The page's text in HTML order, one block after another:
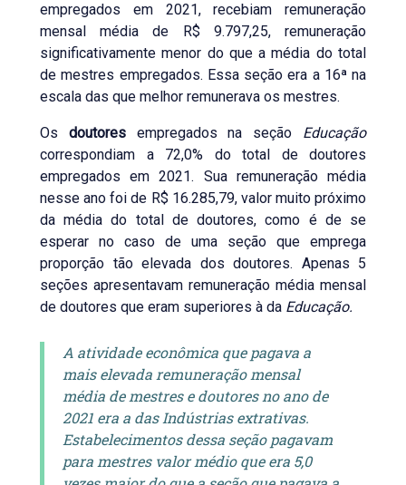
empregados em 2021, recebiam remuneração
mensal média de R$ 9.797,25, remuneração
significativamente menor do que a média do total
de mestres empregados. Essa seção era a 16ª na
escala das que melhor remunerava os mestres.
Os doutores empregados na seção Educação
correspondiam a 72,0% do total de doutores
empregados em 2021. Sua remuneração média
nesse ano foi de R$ 16.285,79, valor muito próximo
da média do total de doutores, como é de se
esperar no caso de uma seção que emprega
proporção tão elevada dos doutores. Apenas 5
seções apresentavam remuneração média mensal
de doutores que eram superiores à da Educação.
A atividade econômica que pagava a
mais elevada remuneração mensal
média de mestres e doutores no ano de
2021 era a das Indústrias extrativas.
Estabelecimentos dessa seção pagavam
para mestres valor médio que era 5,0